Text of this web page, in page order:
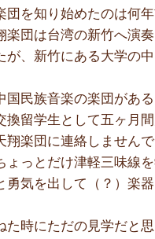
団を知り始めたのは何年
楽団は台湾の新竹へ演
が、新竹にある大学の
国民族音楽の楽団があ
換留学生として五ヶ月
翔楽団に連絡しませんで
ょっとだけ津軽三味線
勇気を出して（？）楽
た時にただの見学だと